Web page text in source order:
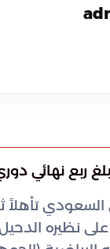
ربع نهائي
تأهلاً
نظيره